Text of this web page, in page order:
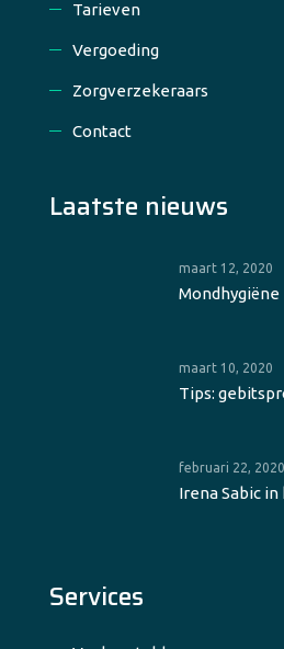
Tarieven
Vergoeding
Zorgverzekeraars
Contact
Laatste nieuws
maart 12, 2020
Mondhygiëne
maart 10, 2020
Tips:
februari 22, 2020
Irena Sabic
Services